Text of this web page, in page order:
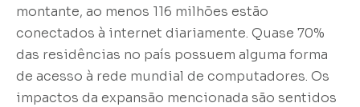
montante, ao menos 116 milhões estão
conectados à internet diariamente. Quase 70%
das residências no país possuem alguma forma
de acesso à rede mundial de computadores. Os
impactos da expansão mencionada são sentidos